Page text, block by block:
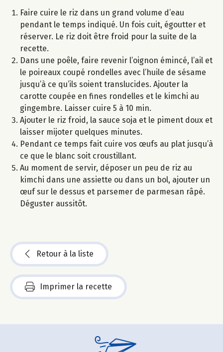
Faire cuire le riz dans un grand volume d’eau
pendant le temps indiqué. Un fois cuit, égoutter et
réserver. Le riz doit être froid pour la suite de la
recette.
Dans une poêle, faire revenir l’oignon émincé, l’ail et
le poireaux coupé rondelles avec l’huile de sésame
jusqu’à ce qu’ils soient translucides. Ajouter la
carotte coupée en fines rondelles et le kimchi au
gingembre. Laisser cuire 5 à 10 min.
Ajouter le riz froid, la sauce soja et le piment doux et
laisser mijoter quelques minutes.
Pendant ce temps fait cuire vos œufs au plat jusqu’à
ce que le blanc soit croustillant.
Au moment de servir, déposer un peu de riz au
kimchi dans une assiette ou dans un bol, ajouter un
œuf sur le dessus et parsemer de parmesan râpé.
Déguster aussitôt.
Retour à la liste
Imprimer la recette